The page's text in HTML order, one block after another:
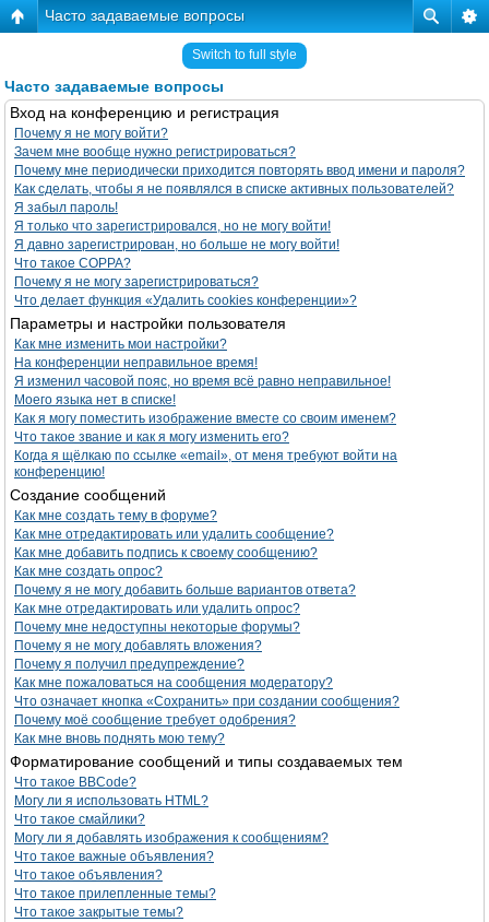
Часто задаваемые вопросы
Switch to full style
Часто задаваемые вопросы
Вход на конференцию и регистрация
Почему я не могу войти?
Зачем мне вообще нужно регистрироваться?
Почему мне периодически приходится повторять ввод имени и пароля?
Как сделать, чтобы я не появлялся в списке активных пользователей?
Я забыл пароль!
Я только что зарегистрировался, но не могу войти!
Я давно зарегистрирован, но больше не могу войти!
Что такое COPPA?
Почему я не могу зарегистрироваться?
Что делает функция «Удалить cookies конференции»?
Параметры и настройки пользователя
Как мне изменить мои настройки?
На конференции неправильное время!
Я изменил часовой пояс, но время всё равно неправильное!
Моего языка нет в списке!
Как я могу поместить изображение вместе со своим именем?
Что такое звание и как я могу изменить его?
Когда я щёлкаю по ссылке «email», от меня требуют войти на
конференцию!
Создание сообщений
Как мне создать тему в форуме?
Как мне отредактировать или удалить сообщение?
Как мне добавить подпись к своему сообщению?
Как мне создать опрос?
Почему я не могу добавить больше вариантов ответа?
Как мне отредактировать или удалить опрос?
Почему мне недоступны некоторые форумы?
Почему я не могу добавлять вложения?
Почему я получил предупреждение?
Как мне пожаловаться на сообщения модератору?
Что означает кнопка «Сохранить» при создании сообщения?
Почему моё сообщение требует одобрения?
Как мне вновь поднять мою тему?
Форматирование сообщений и типы создаваемых тем
Что такое BBCode?
Могу ли я использовать HTML?
Что такое смайлики?
Могу ли я добавлять изображения к сообщениям?
Что такое важные объявления?
Что такое объявления?
Что такое прилепленные темы?
Что такое закрытые темы?